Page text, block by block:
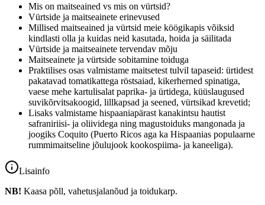
Mis on maitseained vs mis on vürtsid?
Vürtside ja maitseainete erinevused
Millised maitseained ja vürtsid meie köögikapis võiksid
kindlasti olla ja kuidas neid kasutada, hoida ja säilitada
Vürtside ja maitseainete tervendav mõju
Maitseainete ja vürtside sobitamine toiduga
Praktilises osas valmistame maitsetest tulvil tapaseid: ürtidest
pakatavad tomatikattega röstsaiad, kikerherned spinatiga,
vaese mehe kartulisalat paprika- ja ürtidega, küüslaugused
suvikõrvitsakoogid, lillkapsad ja seened, vürtsikad krevetid;
Lisaks valmistame hispaaniapärast kanakintsu hautist
safraniriisi- ja oliividega ning magustoiduks mangonada ja
joogiks Coquito (Puerto Ricos aga ka Hispaanias populaarne
rummimaitseline jõulujook kookospiima- ja kaneeliga).
Lisainfo
NB! Kaasa põll, vahetusjalanõud ja toidukarp.